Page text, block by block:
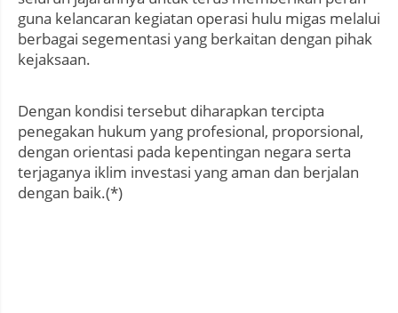
guna kelancaran kegiatan operasi hulu migas melalui
berbagai segementasi yang berkaitan dengan pihak
kejaksaan.
Dengan kondisi tersebut diharapkan tercipta
penegakan hukum yang profesional, proporsional,
dengan orientasi pada kepentingan negara serta
terjaganya iklim investasi yang aman dan berjalan
dengan baik.(*)